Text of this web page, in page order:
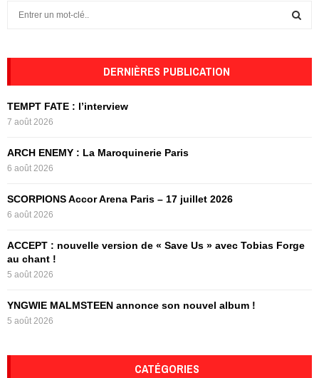
h
o
r
DERNIÈRES PUBLICATION
TEMPT FATE : l’interview
7 août 2026
ARCH ENEMY : La Maroquinerie Paris
6 août 2026
SCORPIONS Accor Arena Paris – 17 juillet 2026
6 août 2026
ACCEPT : nouvelle version de « Save Us » avec Tobias Forge
au chant !
5 août 2026
YNGWIE MALMSTEEN annonce son nouvel album !
5 août 2026
CATÉGORIES